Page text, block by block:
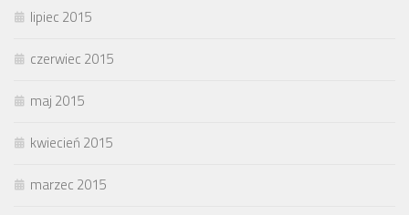
lipiec 2015
czerwiec 2015
maj 2015
kwiecień 2015
marzec 2015